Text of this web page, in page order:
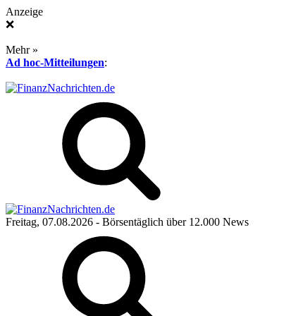
Anzeige
❌
Mehr »
Ad hoc-Mitteilungen:
Freitag, 07.08.2026 - Börsentäglich über 12.000 News